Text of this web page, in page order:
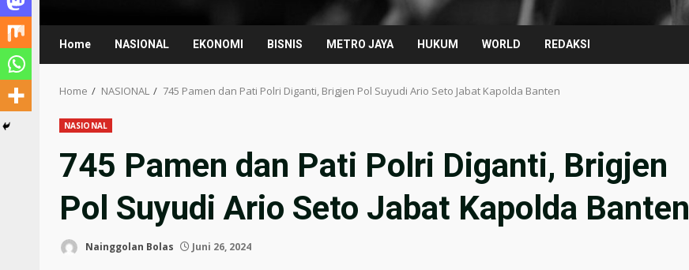
Home NASIONAL EKONOMI BISNIS METRO JAYA HUKUM WORLD REDAKSI
Home NASIONAL 745 Pamen dan Pati Polri Diganti, Brigjen Pol Suyudi Ario Seto Jabat Kapolda Banten
NASIONAL
745 Pamen dan Pati Polri Diganti, Brigjen
Pol Suyudi Ario Seto Jabat Kapolda Banten
Nainggolan Bolas Juni 26, 2024